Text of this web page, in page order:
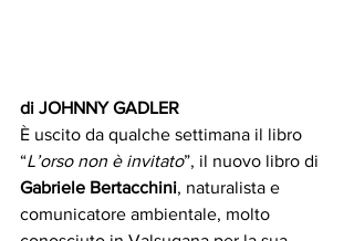
di JOHNNY GADLER
È uscito da qualche settimana il libro
“L’orso non è invitato”, il nuovo libro di
Gabriele Bertacchini, naturalista e
comunicatore ambientale, molto